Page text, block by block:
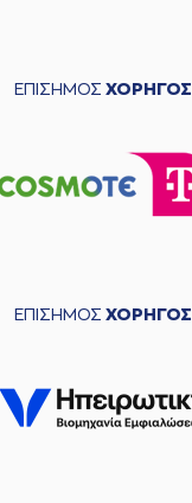
ΕΠΙΣΗΜΟΣ ΧΟΡΗΓΟΣ
ΕΠΙΣΗΜΟΣ ΧΟΡΗΓΟΣ